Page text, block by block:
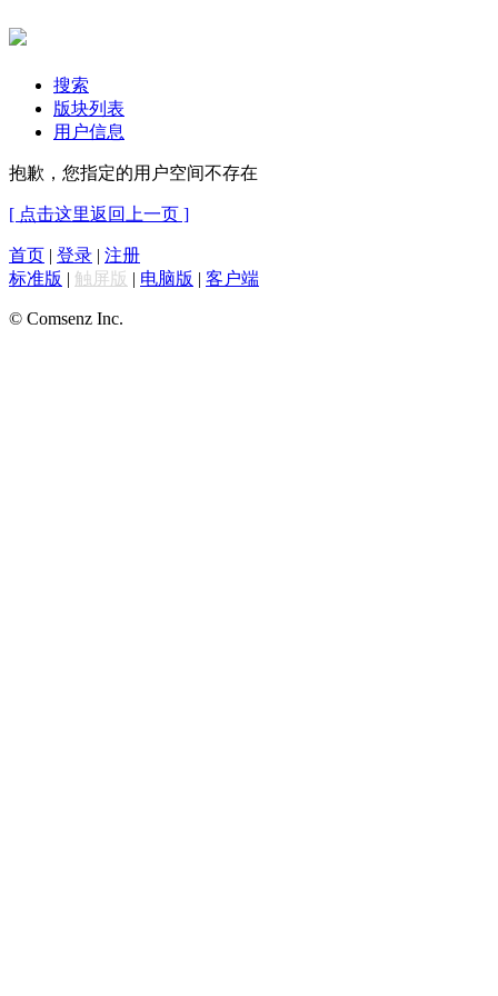
搜索
版块列表
用户信息
抱歉，您指定的用户空间不存在
[ 点击这里返回上一页 ]
首页 | 登录 | 注册
标准版 | 触屏版 | 电脑版 | 客户端
© Comsenz Inc.